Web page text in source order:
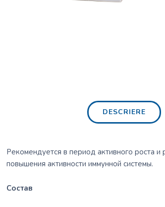
DESCRIERE
Рекомендуется в период активного роста
повышения активности иммунной системы.
Состав